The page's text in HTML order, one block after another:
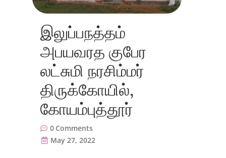
இலுப்பநத்தம்
அபயவரத குபேர
லட்சுமி நரசிம்மர்
திருக்கோயில்,
கோயம்புத்தூர்
0 Comments
May 27, 2022